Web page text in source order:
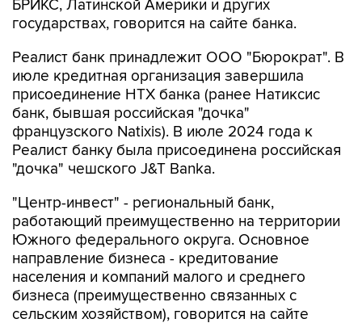
Реалист банк принадлежит ООО "Бюрократ". В
присоединение НТХ банка (ранее Натиксис
банк, бывшая российская "дочка"
французского Natixis). В июле 2024 года к
Реалист банку была присоединена российская
"дочка" чешского J&T Banka.
"Центр-инвест" - региональный банк,
Южного федерального округа. Основное
направление бизнеса - кредитование
населения и компаний малого и среднего
бизнеса (преимущественно связанных с
сельским хозяйством), говорится на сайте
рейтингового агентства "АКРА".